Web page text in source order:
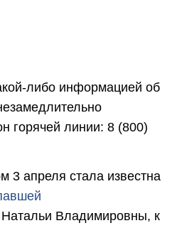
либо информацией об
горячей линии: 8 (800)
3 апреля стала известна
Натальи Владимировны, к